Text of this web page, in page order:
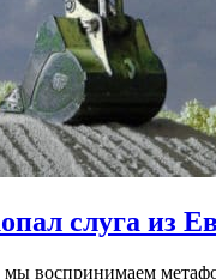
слуга из
воспринимаем